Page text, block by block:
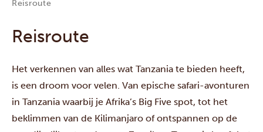
Reisroute
Reisroute
Het verkennen van alles wat Tanzania te bieden heeft,
is een droom voor velen. Van epische safari-avonturen
in Tanzania waarbij je Afrika’s Big Five spot, tot het
beklimmen van de Kilimanjaro of ontspannen op de